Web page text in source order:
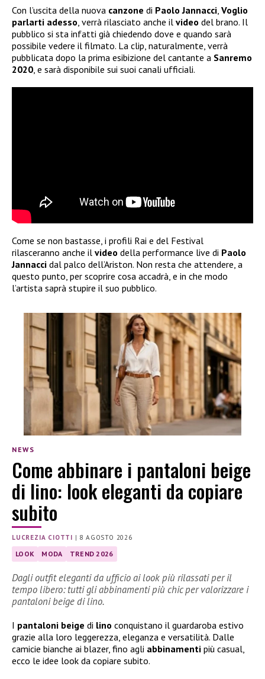
Con l’uscita della nuova canzone di Paolo Jannacci Voglio
parlarti adesso , verrà rilasciato anche il video del brano. Il
pubblico si sta infatti già chiedendo dove e quando sarà
possibile vedere il filmato. La clip, naturalmente, verrà
pubblicata dopo la prima esibizione del cantante a Sanremo
2020 , e sarà disponibile sui suoi canali ufficiali.
Come se non bastasse, i profili Rai e del Festival
rilasceranno anche il video della performance live di Paolo
Jannacci dal palco dell’Ariston. Non resta che attendere, a
questo punto, per scoprire cosa accadrà, e in che modo
l’artista saprà stupire il suo pubblico.
NEWS
Come abbinare i pantaloni beige
di lino: look eleganti da copiare
subito
LUCREZIA CIOTTI | 8 AGOSTO 2026
LOOK MODA TREND 2026
Dagli outfit eleganti da ufficio ai look più rilassati per il
tempo libero: tutti gli abbinamenti più chic per valorizzare i
pantaloni beige di lino.
I pantaloni beige di lino conquistano il guardaroba estivo
grazie alla loro leggerezza, eleganza e versatilità. Dalle
camicie bianche ai blazer, fino agli abbinamenti più casual,
ecco le idee look da copiare subito.